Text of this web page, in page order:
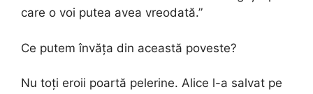
care o voi putea avea vreodată.”
Ce putem învăța din această poveste?
Nu toți eroii poartă pelerine. Alice l-a salvat pe